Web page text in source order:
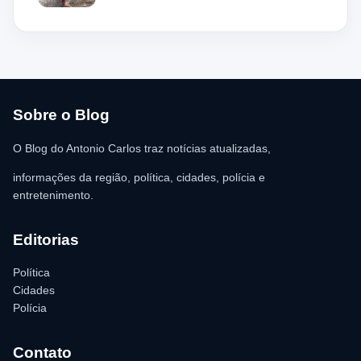
aparentando estar desacordado. De acordo com a vítima,
chegada dos policiais. O Serviço de Atendimento Móvel de
para as providências legais.
Sobre o Blog
O Blog do Antonio Carlos traz notícias atualizadas,
informações da região, política, cidades, polícia e
entretenimento.
Editorias
Política
Cidades
Polícia
Contato